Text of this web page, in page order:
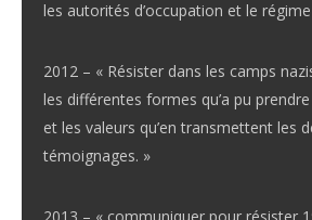
les autorités d’occupation et le
2012 – « Résister dans les camps
les différentes formes qu’a pu
et les valeurs qu’en transmettent les
témoignages. »